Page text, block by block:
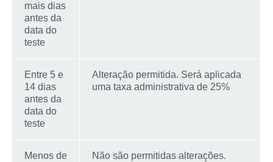
mais dias
antes da
data do
teste
Entre 5 e
14 dias
antes da
data do
teste
Alteração permitida. Será aplicada
uma taxa administrativa de 25%
Menos de
Não são permitidas alterações.